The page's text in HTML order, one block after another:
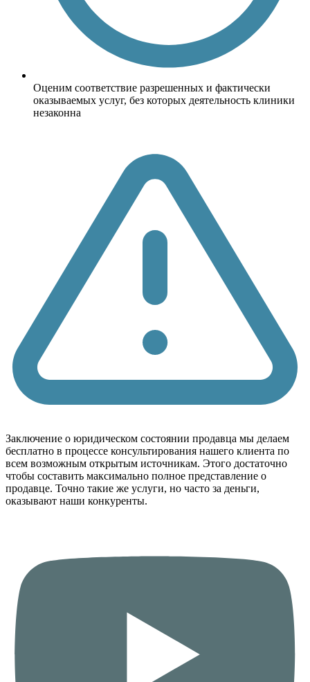
Оценим соответствие разрешенных и фактически
оказываемых услуг, без которых деятельность клиники
незаконна
Заключение о юридическом состоянии продавца мы делаем
бесплатно в процессе консультирования нашего клиента по
всем возможным открытым источникам. Этого достаточно
чтобы составить максимально полное представление о
продавце. Точно такие же услуги, но часто за деньги,
оказывают наши конкуренты.